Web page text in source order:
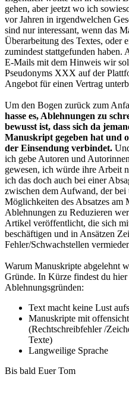
gehen, aber jeetzt wo ich
vor Jahren in irgendwelchen
sind nur interessant, wenn das
Überarbeitung des Textes, oder
zumindest stattgefunden haben.
E-Mails mit dem Hinweis wir
Pseudonyms XXX auf der
Angebot für einen Vertrag
Um den Bogen zurück zum
hasse es, Ablehnungen zu
bewusst ist, dass sich da
Manuskript gegeben hat und
der Einsendung verbindet.
ich gebe Autoren und
gewesen, ich würde ihre Arbeit
ich das doch auch bei einer
zwischen dem Aufwand, der bei
Möglichkeiten des Absatzes
Ablehnungen zu Reduzieren
Artikel veröffentlicht, die sich
beschäftigen und in Ansätzen
Fehler/Schwachstellen
Warum Manuskripte abgelehnt
Gründe. In Kürze findest du
Ablehnungsgründen:
Text macht keine Lust
Manuskripte mit
(Rechtschreibfehler /
Texte)
Langweilige Sprache
Bis bald Euer Tom